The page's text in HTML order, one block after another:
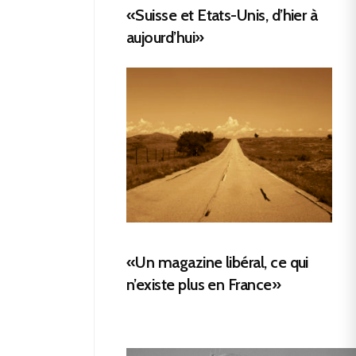
«Suisse et Etats-Unis, d’hier à
aujourd’hui»
«Un magazine libéral, ce qui
n’existe plus en France»